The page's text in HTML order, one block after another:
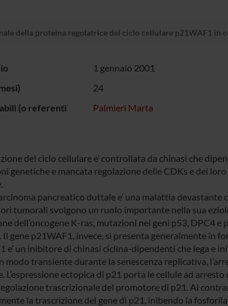
della proteina regolatrice del ciclo cellulare p21WAF1 in
1 gennaio 2001
24
(o referenti
Palmieri Marta
del ciclo cellulare e’ controllata da chinasi che
genetiche e mancata regolazione delle CDKs e dei
pancreatico duttale e’ una malattia
tumorali svolgono un ruolo importante nella sua
dell’oncogene K-ras, mutazioni nei geni p53, DPC4
gene p21WAF1, invece, si presenta generalmente in
e’ un inibitore di chinasi ciclina-dipendenti che lega e
modo transiente durante la senescenza replicativa,
L’espressione ectopica di p21 porta le cellule ad
trascrizionale del promotore di p21. Al
la trascrizione del gene di p21, inibendo la